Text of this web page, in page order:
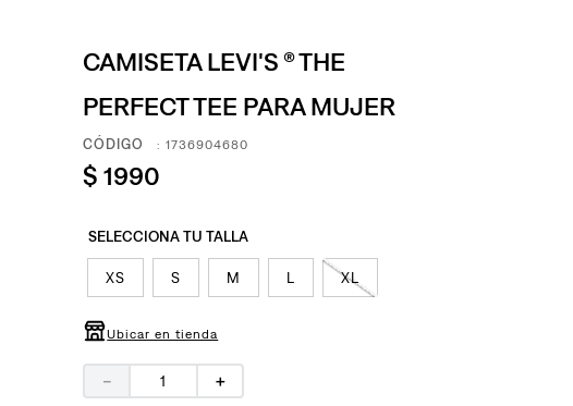
CAMISETA LEVI'S ® THE
PERFECT TEE PARA MUJER
:1736904680
$ 1990
XS S M L XL
Ubicar en tienda
＋
－